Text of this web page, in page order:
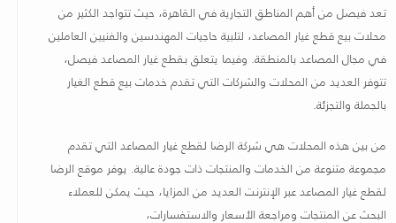
تعد فيصل من أهم المناطق التجارية في القاهرة، حيث تتواجد الكثير من
محلات بيع قطع غيار المصاعد، لتلبية حاجيات المهندسين والفنيين العاملين
في مجال المصاعد بالمنطقة. وفيما يتعلق بقطع غيار المصاعد فيصل،
تتوفر العديد من المحلات والشركات التي تقدم خدمات بيع قطع الغيار
بالجملة والتجزئة.
من بين هذه المحلات هي شركة الرضا لقطع غيار المصاعد التي تقدم
مجموعة متنوعة من الخدمات والمنتجات ذات جودة عالية. يوفر موقع الرضا
لقطع غيار المصاعد عبر الإنترنت العديد من المزايا، حيث يمكن للعملاء
البحث عن المنتجات ومراجعة الأسعار والاستفسارات،